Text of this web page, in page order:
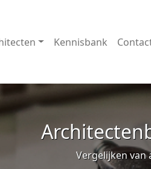
Kennisbank
Vergelijken